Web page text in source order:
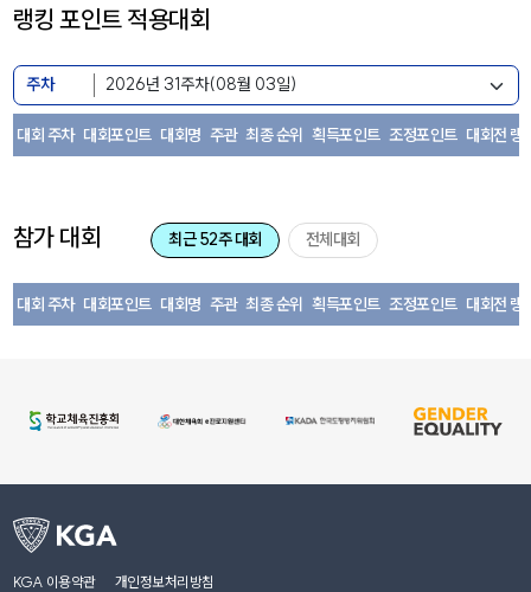
랭킹 포인트 적용대회
주차
대회 주차 대회포인트 대회명 주관 최종 순위 획득포인트 조정포인트 대회전 랭
참가 대회 최근 52주 대회 전체대회
대회 주차 대회포인트 대회명 주관 최종 순위 획득포인트 조정포인트 대회전 랭
KGA 이용약관 개인정보처리방침